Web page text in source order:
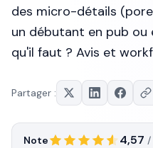
des micro-détails
un débutant en pub ou
qu'il faut ? Avis et
Partager :
Note 4,57 /